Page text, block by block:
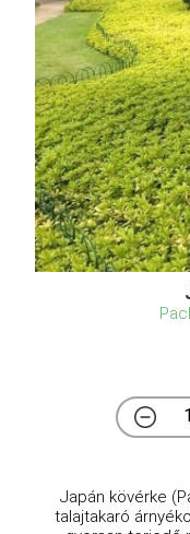
Japán kövérke
talajtakaró